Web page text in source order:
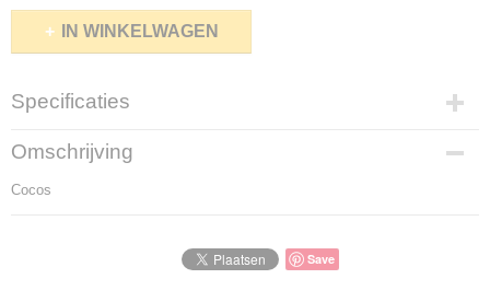
IN WINKELWAGEN
Specificaties
Productcode
5002-12
Productcode leverancier
Omschrijving
Cocos
Save